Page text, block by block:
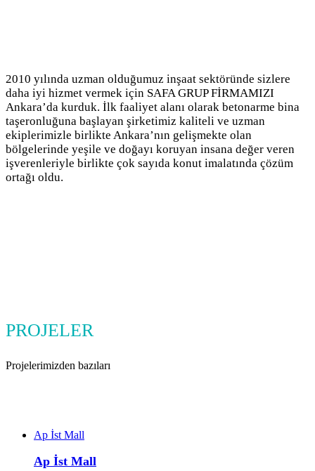
2010 yılında uzman olduğumuz inşaat sektöründe sizlere
daha iyi hizmet vermek için SAFA GRUP FİRMAMIZI
Ankara’da kurduk. İlk faaliyet alanı olarak betonarme bina
taşeronluğuna başlayan şirketimiz kaliteli ve uzman
ekiplerimizle birlikte Ankara’nın gelişmekte olan
bölgelerinde yeşile ve doğayı koruyan insana değer veren
işverenleriyle birlikte çok sayıda konut imalatında çözüm
ortağı oldu.
PROJELER
Projelerimizden bazıları
Ap İst Mall
Ap İst Mall